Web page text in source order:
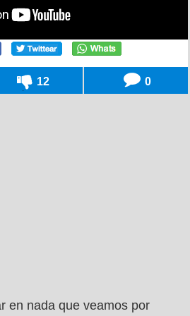
12 0
en nada que veamos por